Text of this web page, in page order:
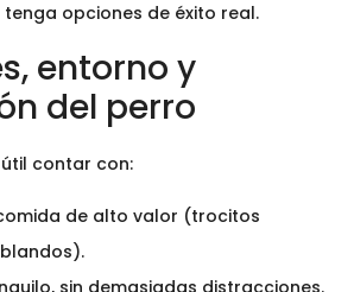
opciones de éxito real.
entorno y
del perro
contar con:
de alto valor (trocitos
sin demasiadas distracciones.